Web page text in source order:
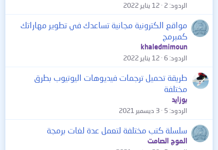
الردود 2 12 يناير 2022
مواقع الكترونية مجانية تساعدك في تطوير مهاراتك
كمبرمج
khaledmimoun
الردود 6 12 يناير 2022
طريقة تحميل ترجمات فيديوهات اليوتيوب بطرق
مختلفة
بوزايد
الردود 5 3 ديسمبر 2021
سلسلة كتب مختلفة لتعمل عدة لغات برمجة
الموج الصامت